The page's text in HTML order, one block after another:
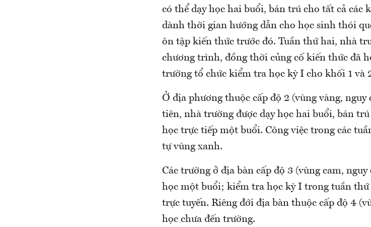
có thể dạy học hai buổi, bán trú cho tất cả các
dành thời gian hướng dẫn cho học sinh thói
ôn tập kiến thức trước đó. Tuần thứ hai, nhà
chương trình, đồng thời củng cố kiến thức đã
trường tổ chức kiểm tra học kỳ I cho khối 1 và
Ở địa phương thuộc cấp độ 2 (vùng vàng,
tiên, nhà trường được dạy học hai buổi, bán
học trực tiếp một buổi. Công việc trong các
tự vùng xanh.
Các trường ở địa bàn cấp độ 3 (vùng cam,
học một buổi; kiểm tra học kỳ I trong tuần
trực tuyến. Riêng đới địa bàn thuộc cấp độ 4
học chưa đến trường.